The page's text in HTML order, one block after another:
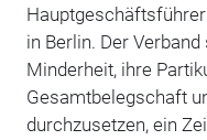
in Berlin. Der
Minderheit, ihre
Gesamtbelegschaft
durchzusetzen, ein